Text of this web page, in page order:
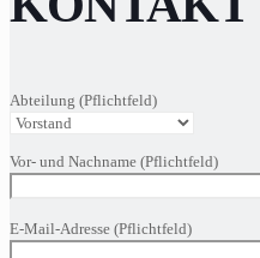
Abteilung (Pflichtfeld)
Vor- und Nachname (Pflichtfeld)
lasse
E-Mail-Adresse (Pflichtfeld)